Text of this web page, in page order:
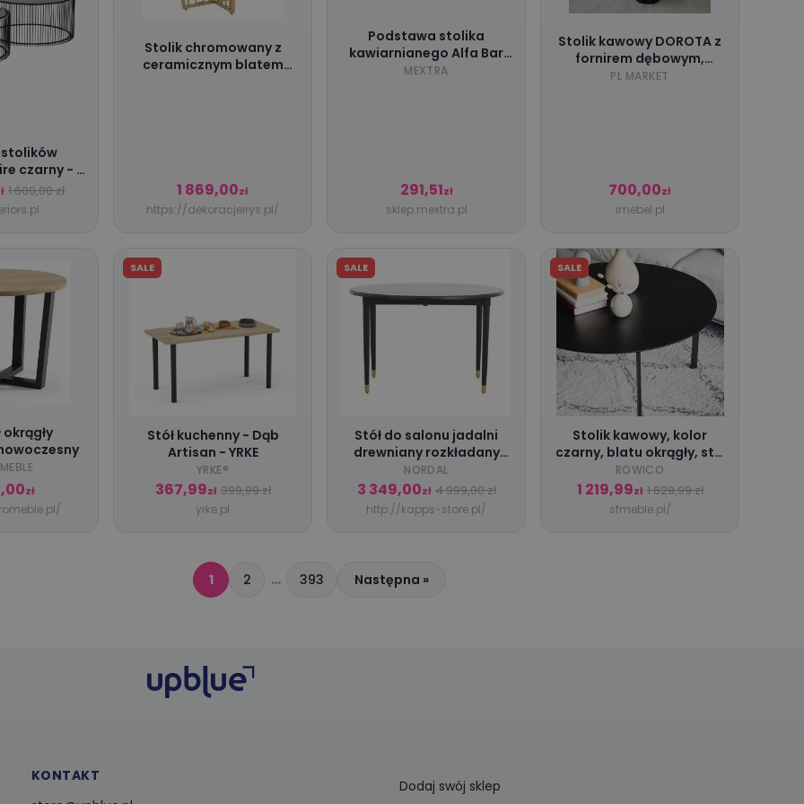
czarny - 2
1 600,00 zł
Stolik chromowany z
ceramicznym blatem
1 869,00zł
https://dekoracjeirys.pl/
Podstawa stolika
kawiarnianego Alfa Bar
czarna
MEXTRA
291,51zł
sklep.mextra.pl
Stolik kawowy DOROTA z
fornirem dębowym,
60x40 cm
PL MARKET
700,00zł
imebel.pl
okrągły
zł
SALE
Stół kuchenny - Dąb
Artisan - YRKE
YRKE®️
367,99zł 399,99 zł
yrke.pl
SALE
Stół do salonu jadalni
drewniany rozkładany
czarny Nordal
NORDAL
3 349,00zł 4 999,00 zł
http://kapps-store.pl/
SALE
Stolik kawowy, kolor
czarny, blatu okrągły, styl
nowoczesny, 90 cm
średnica
ROWICO
1 219,99zł 1 629,99 zł
sfmeble.pl/
1 2 … 393 Następna »
KONTAKT
Dodaj swój sklep